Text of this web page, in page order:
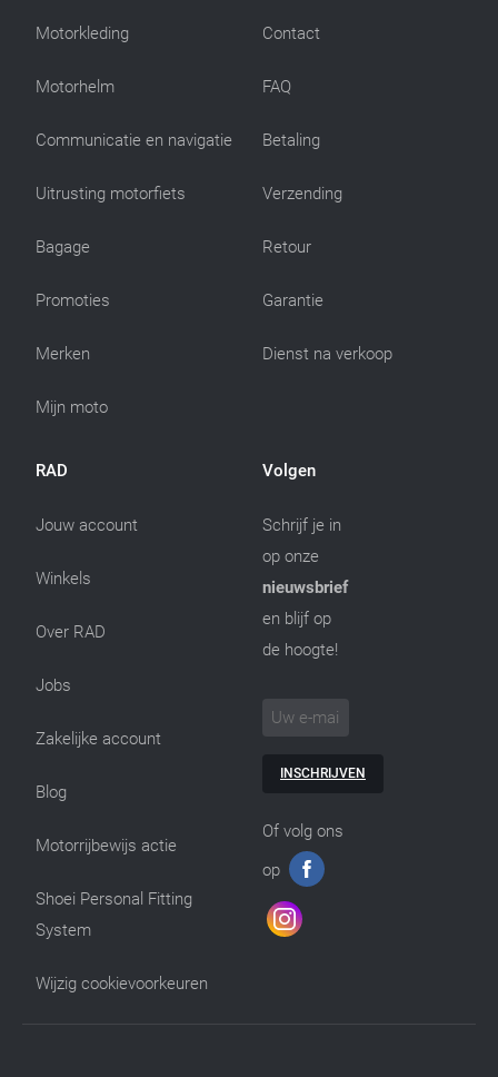
Motorkleding
Motorhelm
Communicatie en navigatie
Uitrusting motorfiets
Bagage
Promoties
Merken
Mijn moto
Contact
FAQ
Betaling
Verzending
Retour
Garantie
Dienst na verkoop
RAD
Jouw account
Winkels
Over RAD
Jobs
Zakelijke account
Blog
Motorrijbewijs actie
Shoei Personal Fitting
System
Wijzig cookievoorkeuren
Volgen
Schrijf je in
op onze
nieuwsbrief
en blijf op
de hoogte!
INSCHRIJVEN
Of volg ons
op